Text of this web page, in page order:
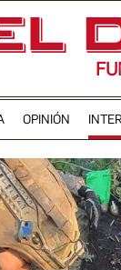
OPINIÓN